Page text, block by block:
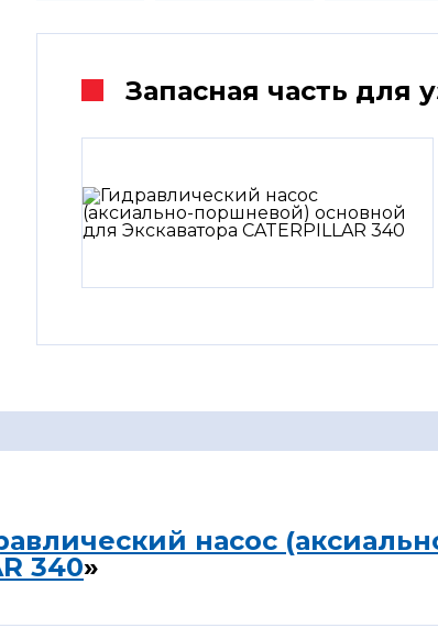
Запасная часть для
насос
340»